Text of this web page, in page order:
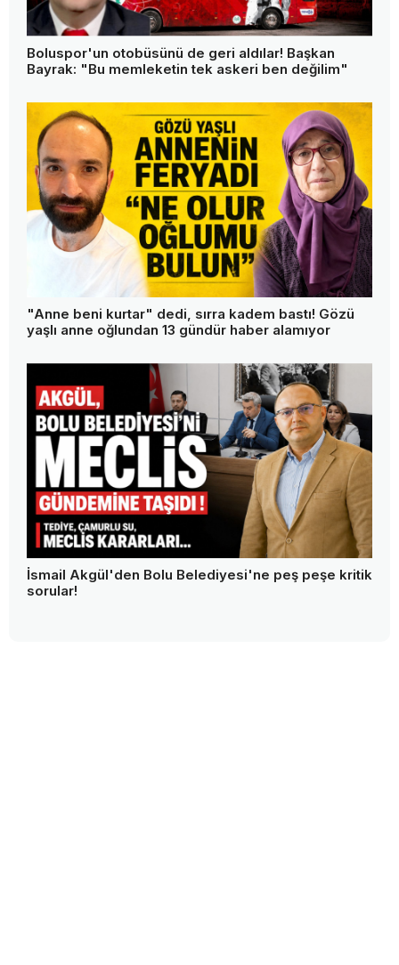
Boluspor'un otobüsünü de geri aldılar! Başkan
Bayrak: "Bu memleketin tek askeri ben değilim"
"Anne beni kurtar" dedi, sırra kadem bastı! Gözü
yaşlı anne oğlundan 13 gündür haber alamıyor
İsmail Akgül'den Bolu Belediyesi'ne peş peşe kritik
sorular!